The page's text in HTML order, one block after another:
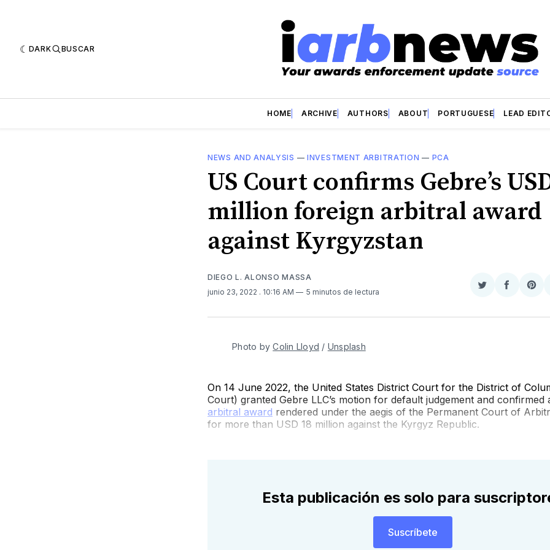
DARK BUSCAR
HOME ARCHIVE AUTHORS ABOUT PORTUGUESE LEAD
NEWS AND ANALYSIS —INVESTMENT ARBITRATION — PCA
US Court confirms Gebre’s
million foreign arbitral award
against Kyrgyzstan
DIEGO L. ALONSO MASSA
junio 23, 2022 . 10:16 AM 5 minutos de lectura
Compartir
Twitter
Photo byColin Lloyd / Unsplash
On 14 June 2022, the United States District Court for the District of
Court) granted Gebre LLC’s motion for default judgement and confirmed
arbitral award rendered under the aegis of the Permanent Court of
for more than USD 18 million against the Kyrgyz Republic.
Esta publicación es solo para
Suscríbete